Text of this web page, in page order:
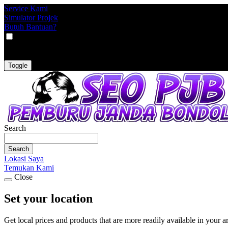
Service Kami
Simulator Projek
Butuh Bantuan?
Toggle
Search
Search
Lokasi Saya
Temukan Kami
Close
Set your location
Get local prices and products that are more readily available in your